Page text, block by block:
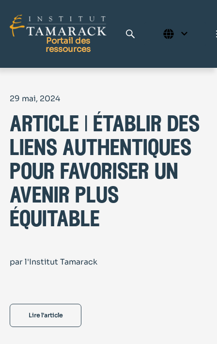
Portail des
ressources
Page d'accueil
Le Centre d'apprentissage
29 mai, 2024
article | établir des
liens authentiques
pour favoriser un
avenir plus
équitable
par l'Institut Tamarack
Lire l'article